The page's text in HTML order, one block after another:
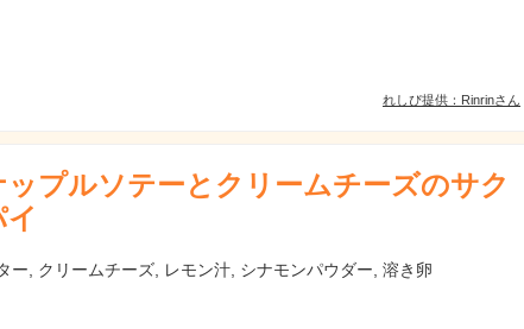
れしぴ提供：Rinrinさん
プルソテーとクリームチーズのサク
ー, クリームチーズ, レモン汁, シナモンパウダー, 溶き卵